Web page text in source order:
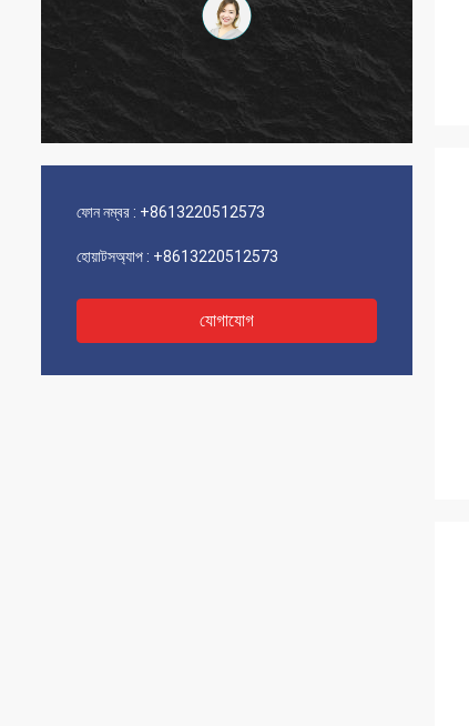
ফোন নম্বর : +8613220512573
হোয়াটসঅ্যাপ : +8613220512573
যোগাযোগ